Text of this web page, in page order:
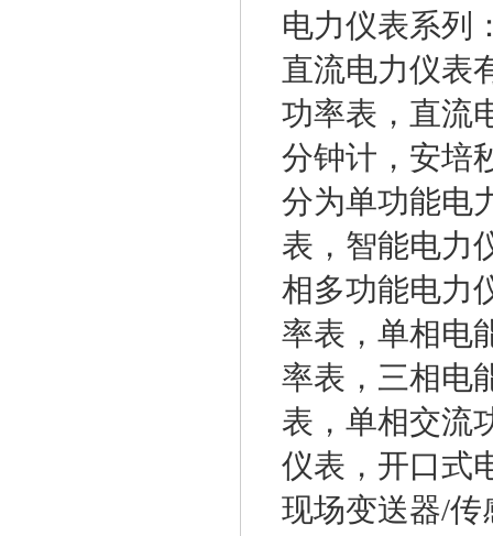
电力仪表系列
直流电力仪表
功率表，直流
分钟计，安培
分为单功能电
表，智能电力
相多功能电力
率表，单相电
率表，三相电
表，单相交流
仪表，开口式
现场变送器/传